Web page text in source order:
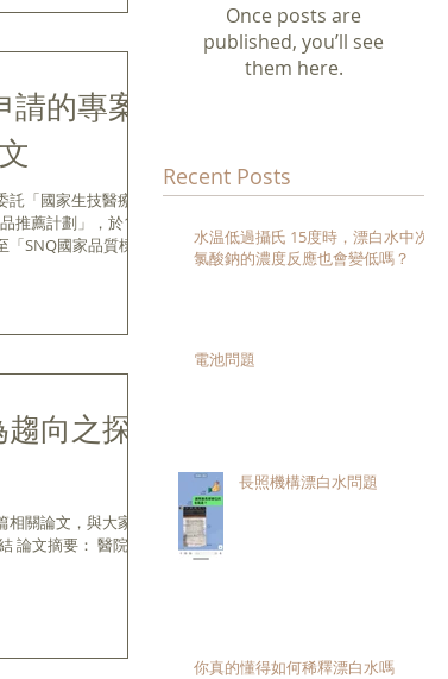
的專案
「國家生技醫療策
推薦計劃」，於104
SNQ國家品質標
向之探
關論文，與大家分
要： 醫院的
Once posts are
published, you’ll see
them here.
Recent Posts
水温低過攝氏 15度時，漂白水中次
氯酸鈉的濃度反應也會變低嗎？
電池問題
長照機構漂白水問題
你真的懂得如何稀釋漂白水嗎